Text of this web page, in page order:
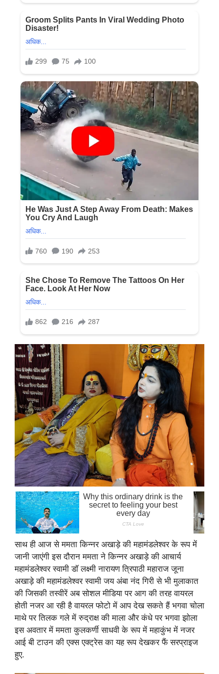
साथ ही आज से ममता किन्नर अखाड़े की महामंडलेश्वर के रूप में
जानी जाएंगी इस दौरान ममता ने किन्नर अखाड़े की आचार्य
महामंडलेश्वर स्वामी डॉ लक्ष्मी नारायण त्रिपाठी महाराज जूना
अखाड़े की महामंडलेश्वर स्वामी जय अंबा नंद गिरी से भी मुलाकात
की जिसकी तस्वीरें अब सोशल मीडिया पर आग की तरह वायरल
होती नजर आ रही है वायरल फोटो में आप देख सकते हैं भगवा चोला
माथे पर तिलक गले में रुद्राक्ष की माला और कंधे पर भगवा झोला
इस अवतार में ममता कुलकर्णी साधवी के रूप में महाकुंभ में नजर
आई बी टाउन की एक्स एक्ट्रेस का यह रूप देखकर फैं सरप्राइज
हुए.